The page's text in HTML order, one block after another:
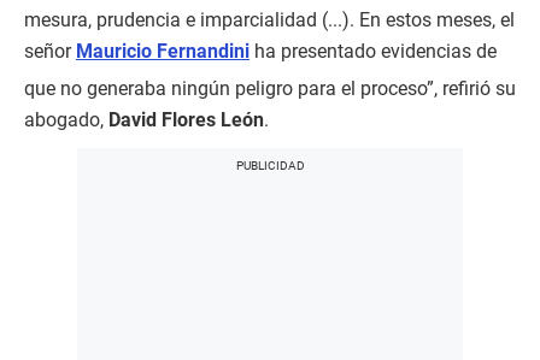
mesura, prudencia e imparcialidad (...). En estos meses, el
señor Mauricio Fernandini ha presentado evidencias de
que no generaba ningún peligro para el proceso”, refirió su
abogado, David Flores León.